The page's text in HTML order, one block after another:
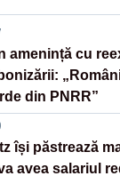
amenință cu
din PNRR”
își păstrează
avea salariul